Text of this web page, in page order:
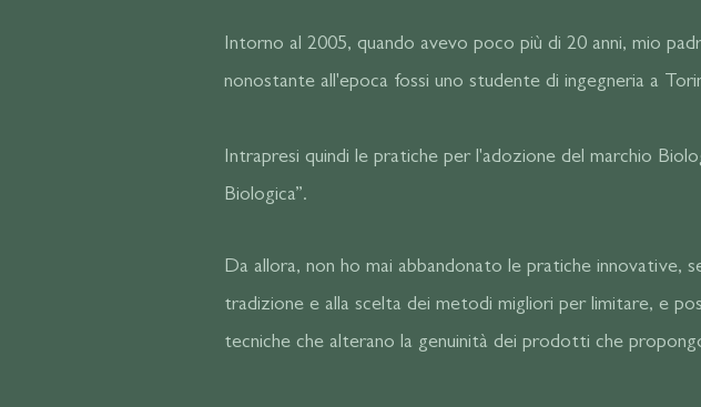
Intorno al 2005, quando avevo poco più di 20 anni, mio
nonostante all'epoca fossi uno studente di ingegneria a
Intrapresi quindi le pratiche per l'adozione del marchio
Biologica”.
Da allora, non ho mai abbandonato le pratiche innovative,
tradizione e alla scelta dei metodi migliori per limitare, e
tecniche che alterano la genuinità dei prodotti che